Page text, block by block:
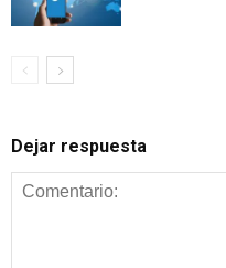
Dejar respuesta